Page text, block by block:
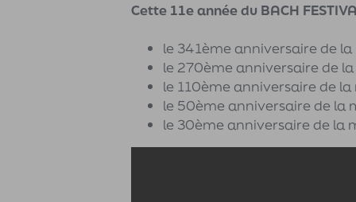
Cette 11e année du BACH
le 341ème anniversaire de
le 270ème anniversaire de
le 110ème anniversaire de
le 50ème anniversaire de la
le 30ème anniversaire de la